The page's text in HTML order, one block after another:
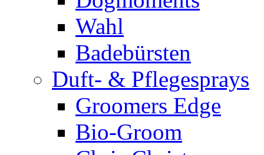
Wahl
Badebürsten
Duft- & Pflegesprays
Groomers Edge
Bio-Groom